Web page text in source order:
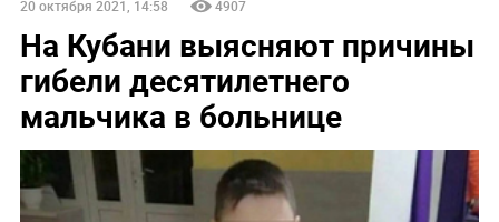
20 октября 2021, 14:58 4907
На Кубани выясняют причины
гибели десятилетнего
мальчика в больнице